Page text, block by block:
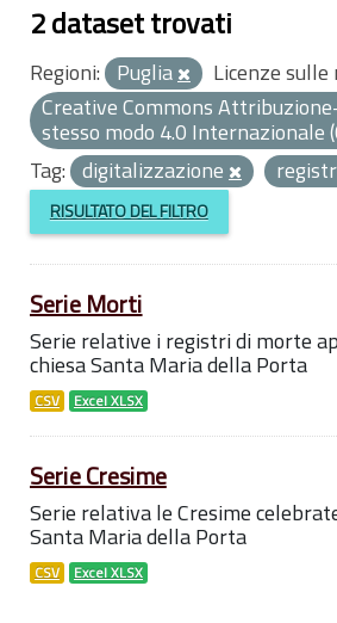
2 dataset trovati
Regioni: Puglia
Licenze sulle
Creative Commons
stesso modo 4.0 Internazionale
Tag: digitalizzazione
RISULTATO DEL FILTRO
Serie Morti
Serie relative i registri di morte
chiesa Santa Maria della Porta
CSV Excel XLSX
Serie Cresime
Serie relativa le Cresime
Santa Maria della Porta
CSV Excel XLSX